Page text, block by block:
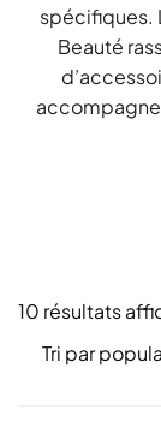
spécifiques.
Beauté
10 résultats